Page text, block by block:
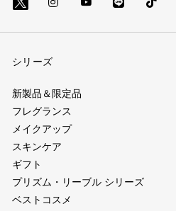
X=Twitter（別
ウ
ィ
ド
ウ）
Instagram（別
ウ
ィ
ド
ウ）
YouTube（別
ウ
Line
(別
Tik
Tok
シリーズ
新製品＆限定品
フレグランス
メイクアップ
スキンケア
ギフト
プリズム・リーブル シリーズ
ベストコスメ